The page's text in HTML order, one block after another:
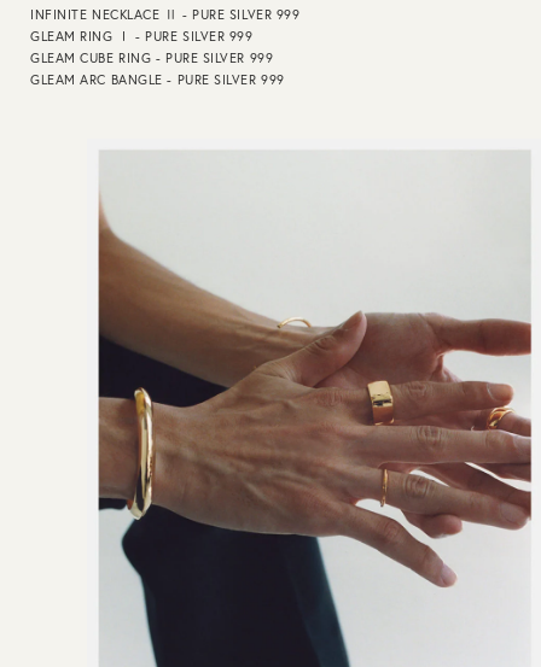
INFINITE NECKLACE Ⅱ - PURE SILVER 999
GLEAM RING Ⅰ - PURE SILVER 999
GLEAM CUBE RING - PURE SILVER 999
GLEAM ARC BANGLE - PURE SILVER 999